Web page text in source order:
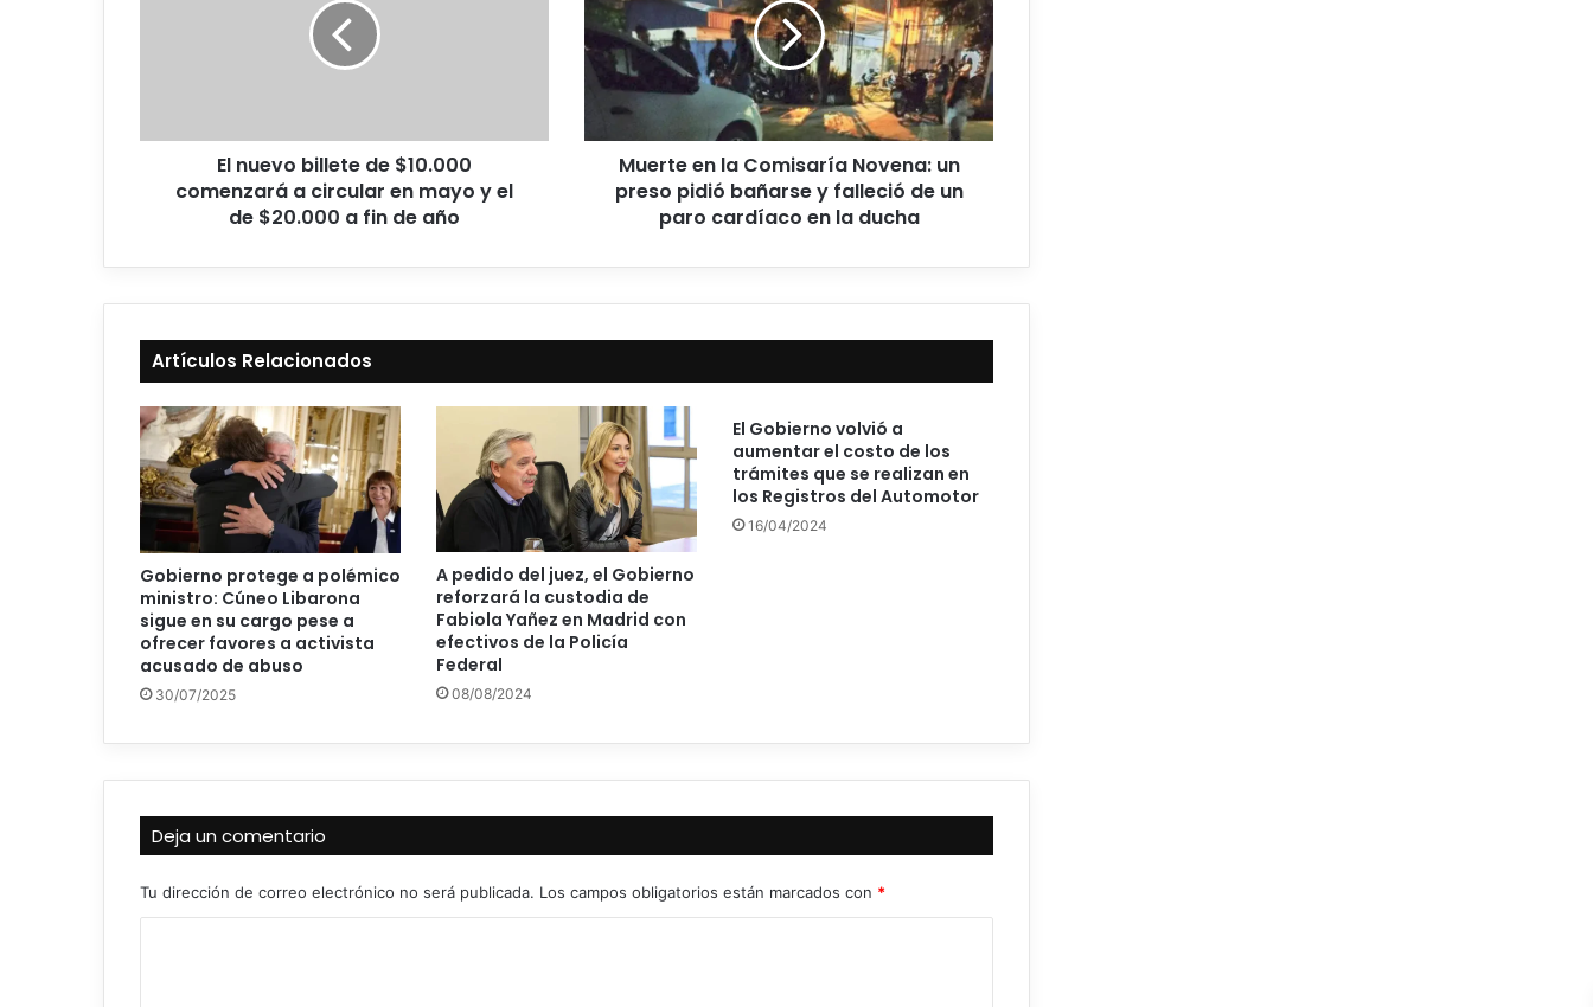
El nuevo billete de $10.000
comenzará a circular en mayo y el
de $20.000 a fin de año
Muerte en la Comisaría Novena: un
preso pidió bañarse y falleció de un
paro cardíaco en la ducha
Artículos Relacionados
Gobierno protege a polémico
ministro: Cúneo Libarona
sigue en su cargo pese a
ofrecer favores a activista
acusado de abuso
30/07/2025
A pedido del juez, el Gobierno
reforzará la custodia de
Fabiola Yañez en Madrid con
efectivos de la Policía
Federal
08/08/2024
El Gobierno volvió a
aumentar el costo de los
trámites que se realizan en
los Registros del Automotor
16/04/2024
Deja un comentario
Tu dirección de correo electrónico no será publicada. Los campos obligatorios están marcados con *